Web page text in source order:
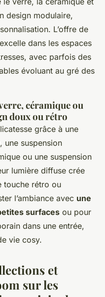
design modulaire,
L’offre de
excelle dans les espaces
avec parfois des
évoluant au gré des
céramique ou
doux ou rétro
grâce à une
une suspension
ou une suspension
lumière diffuse crée
touche rétro ou
l’ambiance avec une
surfaces ou pour
dans une entrée,
vie cosy.
et
sur les